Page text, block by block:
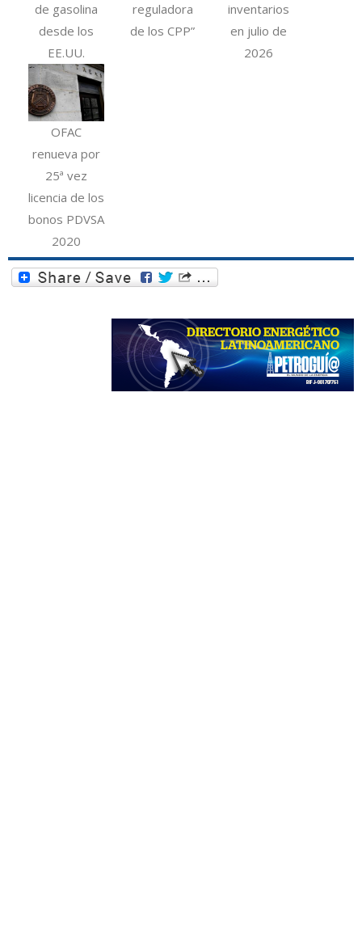
de gasolina
desde los
EE.UU.
reguladora
de los CPP”
inventarios
en julio de
2026
OFAC
renueva por
25ª vez
licencia de los
bonos PDVSA
2020